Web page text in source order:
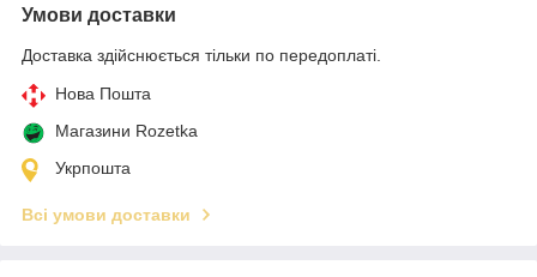
Умови доставки
Доставка здійснюється тільки по передоплаті.
Нова Пошта
Магазини Rozetka
Укрпошта
Всі умови доставки